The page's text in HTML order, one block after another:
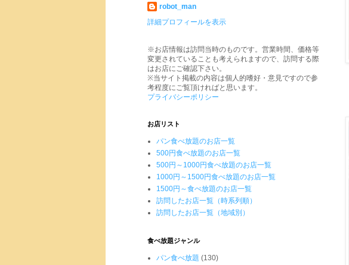
robot_man
詳細プロフィールを表示
※お店情報は訪問当時のものです。営業時間、価格等
変更されていることも考えられますので、訪問する際
はお店にご確認下さい。
※当サイト掲載の内容は個人的嗜好・意見ですので参
考程度にご覧頂ければと思います。
プライバシーポリシー
お店リスト
パン食べ放題のお店一覧
500円食べ放題のお店一覧
500円～1000円食べ放題のお店一覧
1000円～1500円食べ放題のお店一覧
1500円～食べ放題のお店一覧
訪問したお店一覧（時系列順）
訪問したお店一覧（地域別）
食べ放題ジャンル
パン食べ放題 (130)